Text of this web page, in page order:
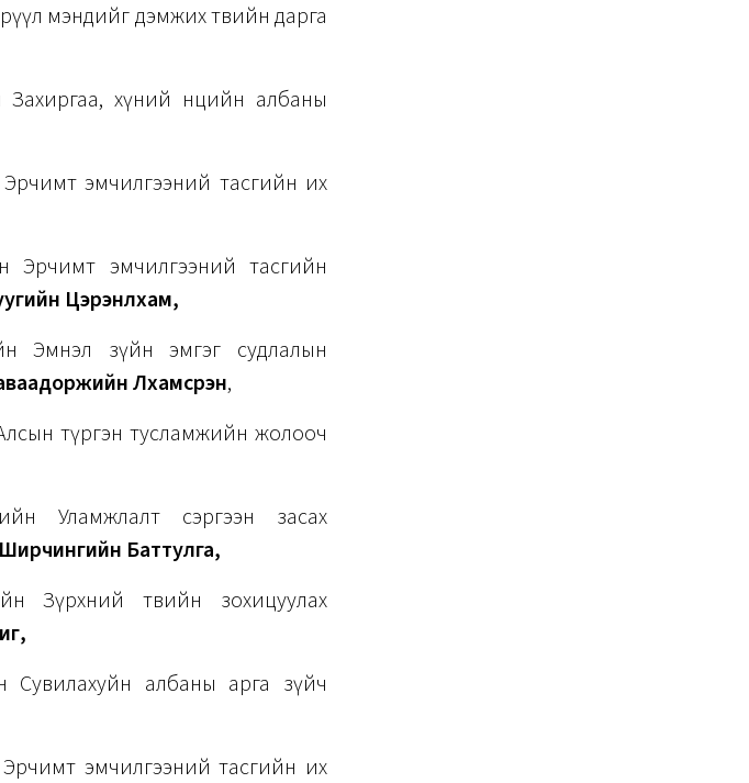
мэндийг дэмжих төвийн дарга
хүний нөөцийн албаны
Эрчимт эмчилгээний тасгийн их
Эрчимт эмчилгээний тасгийн
Цэрэнлхам,
Эмнэл зүйн эмгэг судлалын
Лхамсүрэн,
түргэн тусламжийн жолооч
Уламжлалт сэргээн засах
Ширчингийн Баттулга,
Зүрхний төвийн зохицуулах
Сувилахуйн албаны арга зүйч
Эрчимт эмчилгээний тасгийн их